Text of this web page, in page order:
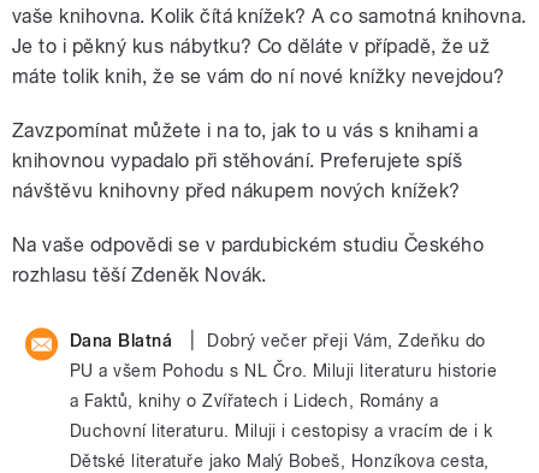
vaše knihovna. Kolik čítá knížek? A co samotná knihovna.
Je to i pěkný kus nábytku? Co děláte v případě, že už
máte tolik knih, že se vám do ní nové knížky nevejdou?
Zavzpomínat můžete i na to, jak to u vás s knihami a
knihovnou vypadalo při stěhování. Preferujete spíš
návštěvu knihovny před nákupem nových knížek?
Na vaše odpovědi se v pardubickém studiu Českého
rozhlasu těší Zdeněk Novák.
Dana Blatná
Dobrý večer přeji Vám, Zdeňku do
PU a všem Pohodu s NL Čro. Miluji literaturu historie
a Faktů, knihy o Zvířatech i Lidech, Romány a
Duchovní literaturu. Miluji i cestopisy a vracím de i k
Dětské literatuře jako Malý Bobeš, Honzíkova cesta,